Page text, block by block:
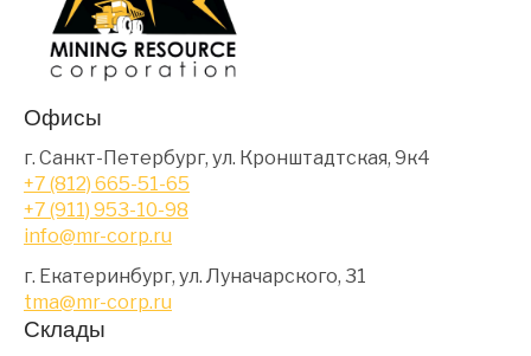
Офисы
г. Санкт-Петербург, ул. Кронштадтская, 9к4
+7 (812) 665-51-65
+7 (911) 953-10-98
info@mr-corp.ru
г. Екатеринбург, ул. Луначарского, 31
tma@mr-corp.ru
Склады